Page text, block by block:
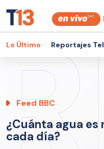
Lo Último Reportajes
Feed BBC
¿Cuánta agua
cada día?